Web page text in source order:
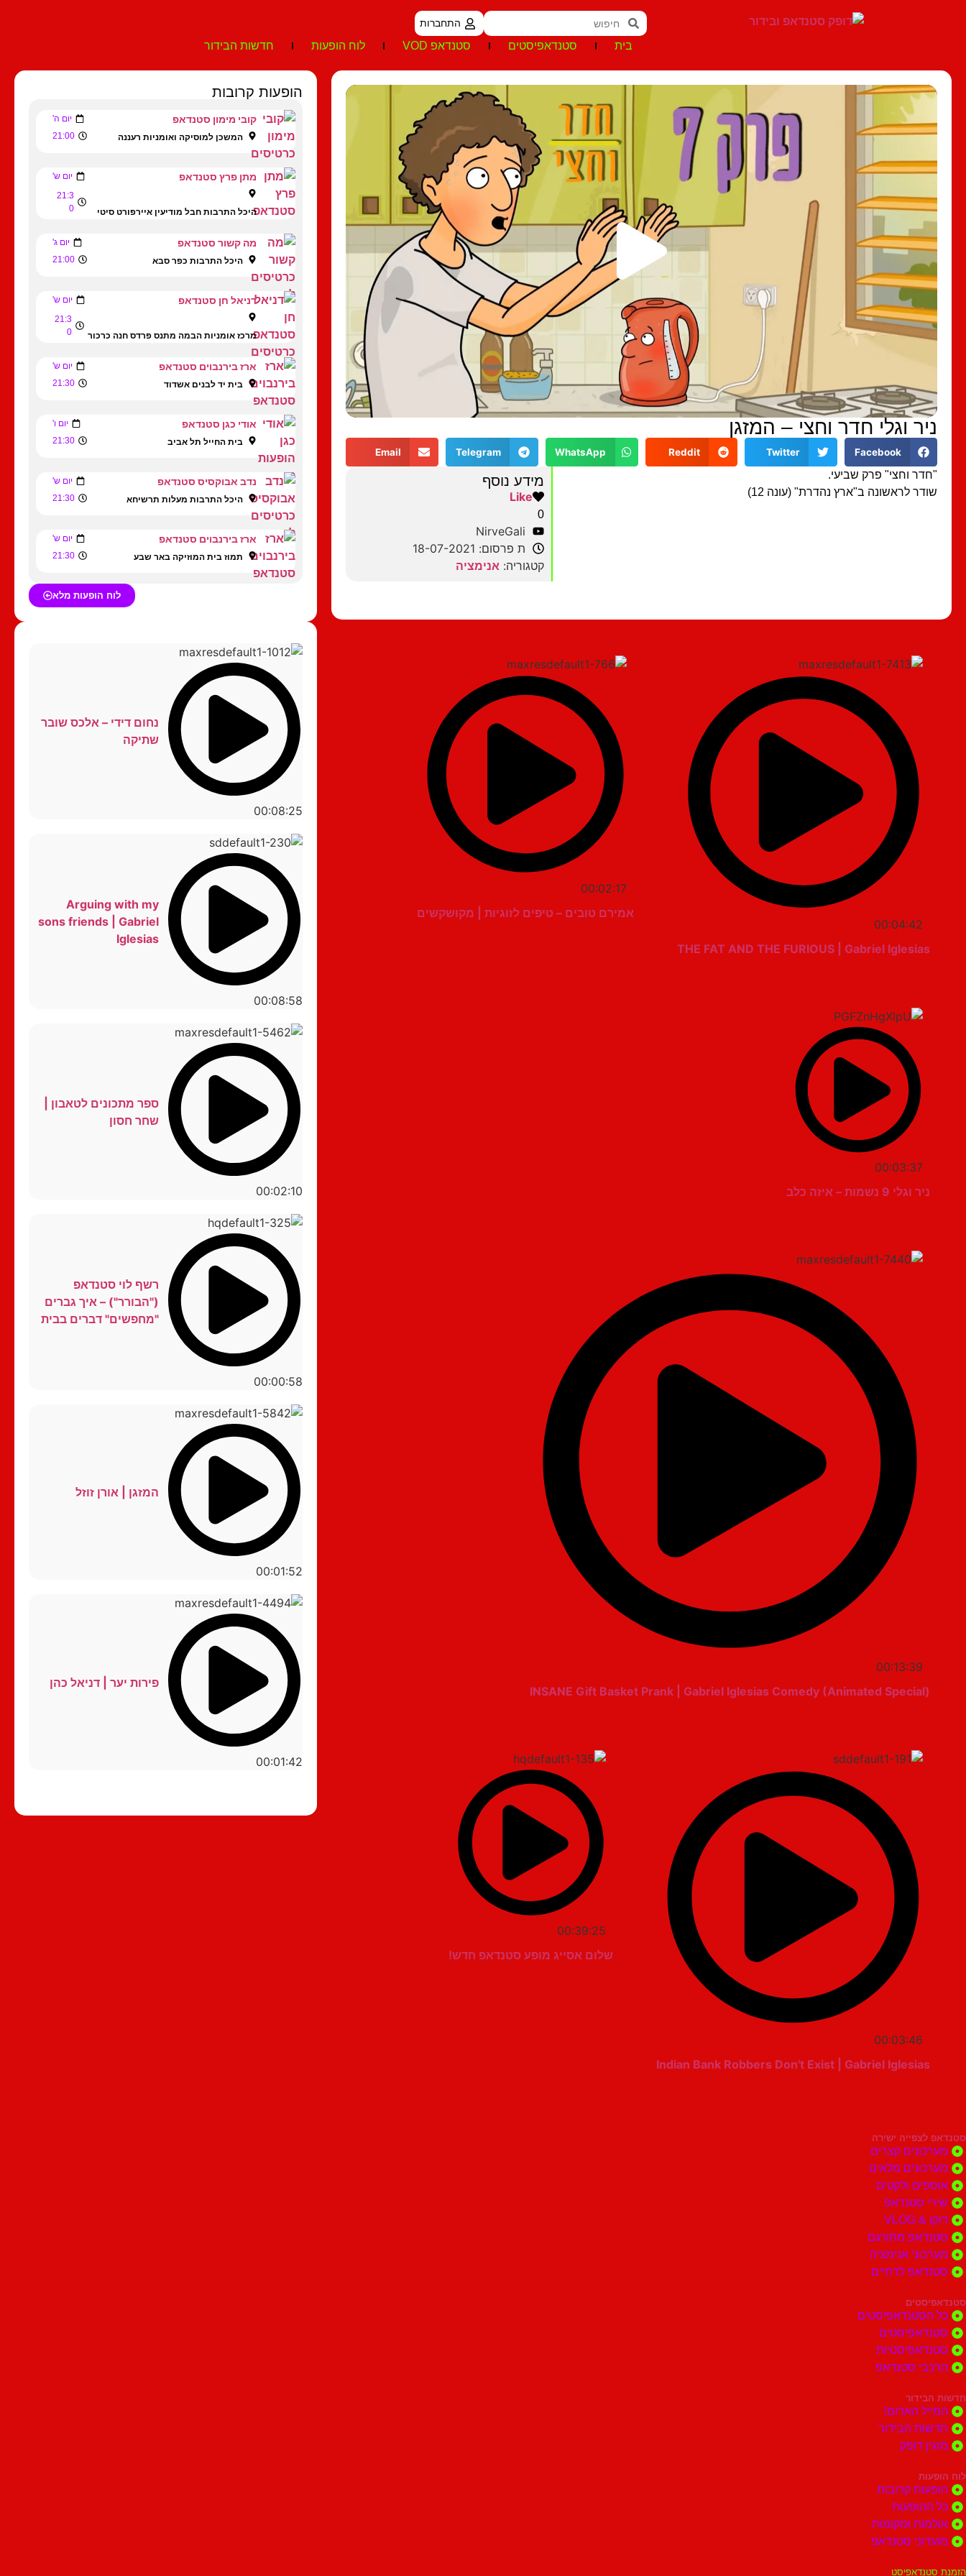
התחברות
בית סטנדאפיסטים סטנדאפ VOD לוח הופעות חדשות הבידור
ניר וגלי חדר וחצי – המזגן
Facebook
Twitter
Reddit
WhatsApp
Telegram
Email
"חדר וחצי" פרק שביעי.
שודר לראשונה ב"ארץ נהדרת" (עונה 12)
מידע נוסף
Like
0
NirveGali
ת פרסום: 18-07-2021
קטגוריה: אנימציה
00:04:42
THE FAT AND THE FURIOUS | Gabriel Iglesias
00:02:17
אמירם טובים – טיפים לזוגיות | מקושקשים
00:03:37
ניר וגלי 9 נשמות – איזה כלב
00:13:39
INSANE Gift Basket Prank | Gabriel Iglesias Comedy (Animated Special)
00:03:46
Indian Bank Robbers Don't Exist | Gabriel Iglesias
00:39:25
שלום אסייג מופע סטנדאפ חדש!
הופעות קרובות
קובי מימון סטנדאפ יום ה'
המשכן למוסיקה ואומניות רעננה 21:00
מתן פרץ סטנדאפ יום ש'
היכל התרבות חבל מודיעין איירפורט סיטי
21:3
0
מה קשור סטנדאפ יום ג'
היכל התרבות כפר סבא 21:00
דניאל חן סטנדאפ יום ש'
מרכז אומניות הבמה מתנס פרדס חנה כרכור
21:3
0
ארז בירנבוים סטנדאפ יום ש'
בית יד לבנים אשדוד 21:30
אודי כגן סטנדאפ יום ו'
בית החייל תל אביב 21:30
נדב אבוקסיס סטנדאפ יום ש'
היכל התרבות מעלות תרשיחא 21:30
ארז בירנבוים סטנדאפ יום ש'
תמוז בית המוזיקה באר שבע 21:30
לוח הופעות מלא
00:08:25
נחום דידי – אלכס שובר
שתיקה
00:08:58
Arguing with my
sons friends | Gabriel
Iglesias
00:02:10
ספר מתכונים לטאבון |
שחר חסון
00:00:58
רשף לוי סטנדאפ
("הבורר") – איך גברים
"מחפשים" דברים בבית
00:01:52
המזגן | אורן זוזל
00:01:42
פירות יער | דניאל כהן
סטנדאפ לצפייה ישירה
מערכונים קצרים
מערכונים מלאים
אוספים ולקטים
שירי סטנדאפ
דוקו & VLOG
סטנדאפ מתורגם
מערכוני אנימציה
סטנדאפ לדתיים
סטנדאפיסטים
כל הסטנדאפיסטים
סטנדאפיסטים
סטנדאפיסטיות
הרכבי סטנדאפ
חדשות הבידור
המייל האדום!
חדשות הבידור
מזגין דופק
לוח הופעות
הופעות קרובות
כל ההופעות
אולמות ומקומות
מועדוני סטנדאפ
הזמנת סטנדאפיסט